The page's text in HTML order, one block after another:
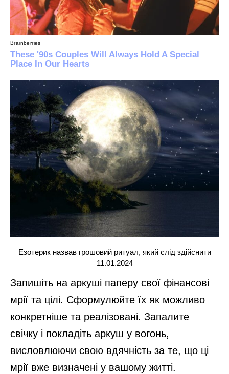
Езотерик назвав грошовий ритуал, який слід здійснити
11.01.2024
Запишіть на аркуші паперу свої фінансові
мрії та цілі. Сформулюйте їх як можливо
конкретніше та реалізовані. Запалите
свічку і покладіть аркуш у вогонь,
висловлюючи свою вдячність за те, що ці
мрії вже визначені у вашому житті.